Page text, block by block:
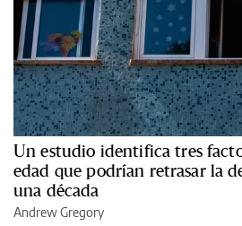
Un estudio identifica tres
edad que podrían retrasar la
una década
Andrew Gregory